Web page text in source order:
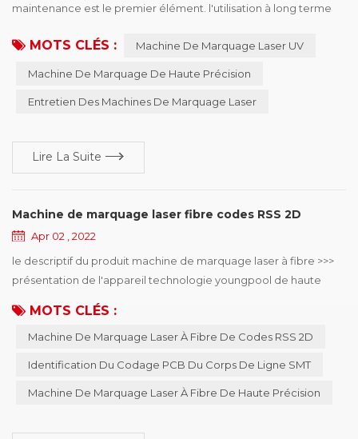
maintenance est le premier élément. l'utilisation à long terme
sujette aux pannes. par conséquent, un entretien et une
précision de marquage de la machine de marquage et
prolonger la durée de vie de la machine. mach...
MOTS CLÉS : Machine De Marquage Laser UV
Machine De Marquage De Haute Précision
Entretien Des Machines De Marquage Laser
Lire La Suite
Machine de marquage laser fibre codes RSS 2D
Apr 02 , 2022
le descriptif du produit machine de marquage laser à fibre >>>
présentation de l'appareil technologie youngpool de haute
utilisé dans identification de codage de carte PCB de corps de
ligne de smt , peut choisir le codage en ligne ou hors ligne,
téléphone mobile, l'élect...
MOTS CLÉS :
Machine De Marquage Laser À Fibre De Codes RSS 2D
Identification Du Codage PCB Du Corps De Ligne SMT
Machine De Marquage Laser À Fibre De Haute Précision